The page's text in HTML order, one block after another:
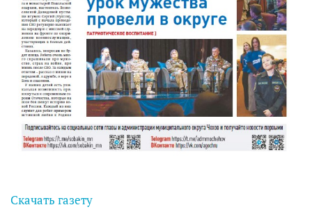
Скачать газету